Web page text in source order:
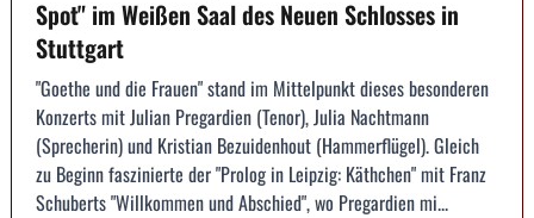
Spot" im Weißen Saal des Neuen Schlosses in
Stuttgart
"Goethe und die Frauen" stand im Mittelpunkt dieses besonderen
Konzerts mit Julian Pregardien (Tenor), Julia Nachtmann
(Sprecherin) und Kristian Bezuidenhout (Hammerflügel). Gleich
zu Beginn faszinierte der "Prolog in Leipzig: Käthchen" mit Franz
Schuberts "Willkommen und Abschied", wo Pregardien mi...